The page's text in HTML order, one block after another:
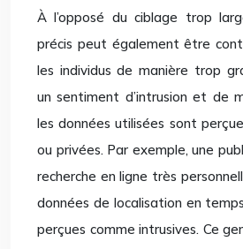
À l’opposé du ciblage trop
précis peut également être
les individus de manière trop
un sentiment d’intrusion et de
les données utilisées sont
ou privées. Par exemple, une
recherche en ligne très
données de localisation en
perçues comme intrusives. Ce